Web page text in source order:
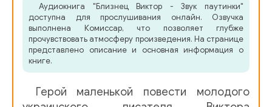
Виктор Близнец - Звук паутинки - 05 Адам
Виктор Близнец - Звук паутинки - 06 Нина
Аудиокнига "Близнец Виктор - Звук паутинки"
доступна для прослушивания онлайн. Озвучка
выполнена Комиссар, что позволяет глубже
прочувствовать атмосферу произведения. На странице
представлено описание и основная информация о
книге.
Герой маленькой повести молодого